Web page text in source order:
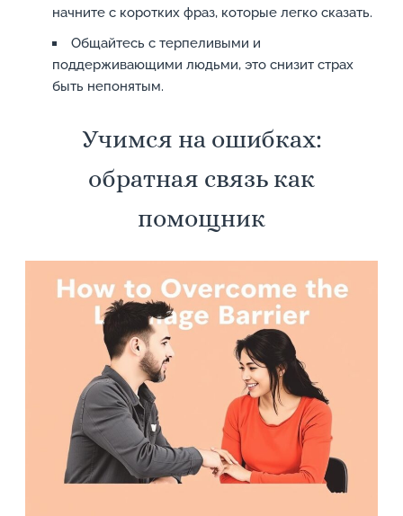
начните с коротких фраз, которые легко сказать.
Общайтесь с терпеливыми и
поддерживающими людьми, это снизит страх
быть непонятым.
Учимся на ошибках:
обратная связь как
помощник